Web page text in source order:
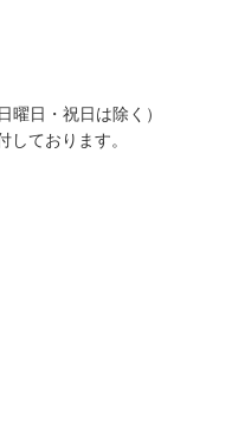
日・祝日は除く）
ております。